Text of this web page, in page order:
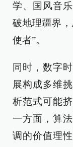
学、国风音
破地理疆界
使者”。
同时，数字
展构成多维
析范式可能
一方面，算
调的价值理